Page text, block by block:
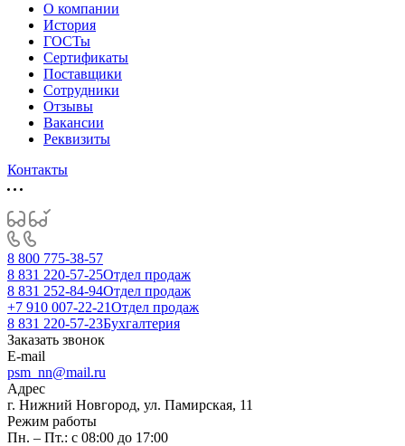
О компании
История
ГОСТы
Сертификаты
Поставщики
Сотрудники
Отзывы
Вакансии
Реквизиты
Контакты
8 800 775-38-57
8 831 220-57-25Отдел продаж
8 831 252-84-94Отдел продаж
+7 910 007-22-21Отдел продаж
8 831 220-57-23Бухгалтерия
Заказать звонок
E-mail
psm_nn@mail.ru
Адрес
г. Нижний Новгород, ул. Памирская, 11
Режим работы
Пн. – Пт.: с 08:00 до 17:00